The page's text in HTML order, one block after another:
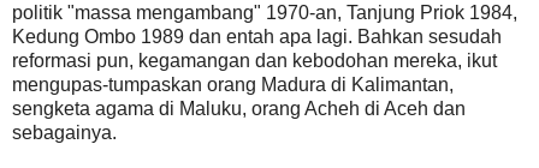
politik "massa mengambang" 1970-an, Tanjung Priok 1984,
Kedung Ombo 1989 dan entah apa lagi. Bahkan sesudah
reformasi pun, kegamangan dan kebodohan mereka, ikut
mengupas-tumpaskan orang Madura di Kalimantan,
sengketa agama di Maluku, orang Acheh di Aceh dan
sebagainya.